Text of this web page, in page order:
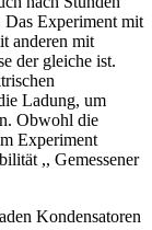
Das Experiment mit
anderen mit
der gleiche ist.
Ladung, um
Obwohl die
Experiment
,, Gemessener
Kondensatoren